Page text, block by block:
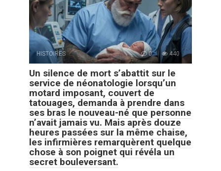
HISTOIRES 0 440
Un silence de mort s’abattit sur le
service de néonatologie lorsqu’un
motard imposant, couvert de
tatouages, demanda à prendre dans
ses bras le nouveau-né que personne
n’avait jamais vu. Mais après douze
heures passées sur la même chaise,
les infirmières remarquèrent quelque
chose à son poignet qui révéla un
secret bouleversant.